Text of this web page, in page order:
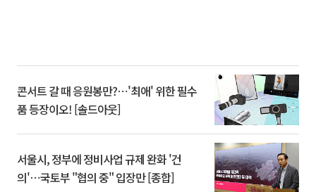
콘서트 갈 때 응원봉만?⋯'최애' 위한 필수
품 등장이오! [솔드아웃]
서울시, 정부에 정비사업 규제 완화 '건
의'⋯국토부 "협의 중" 입장만 [종합]